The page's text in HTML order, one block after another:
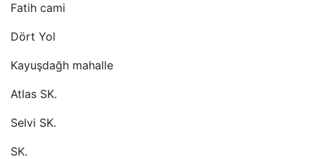
Fatih cami
Dört Yol
Kayuşdağh mahalle
Atlas SK.
Selvi SK.
SK.